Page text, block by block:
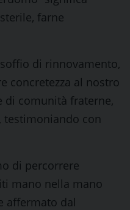
farne
di rinnovamento,
concretezza al nostro
di comunità fraterne,
testimoniando con
di percorrere
mano nella mano
affermato dal